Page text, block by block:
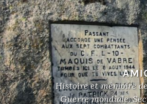
Histoire et mémoire
Guerre mondiale.